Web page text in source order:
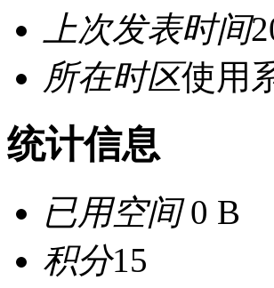
上次发表时间
所在时区使用
统计信息
已用空间0 B
积分15